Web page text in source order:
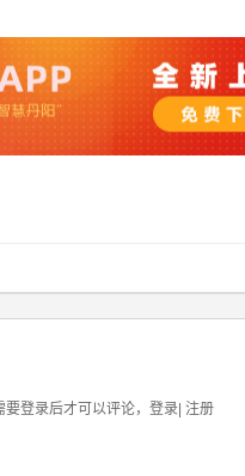
要登录后才可以评论， 登录 注册